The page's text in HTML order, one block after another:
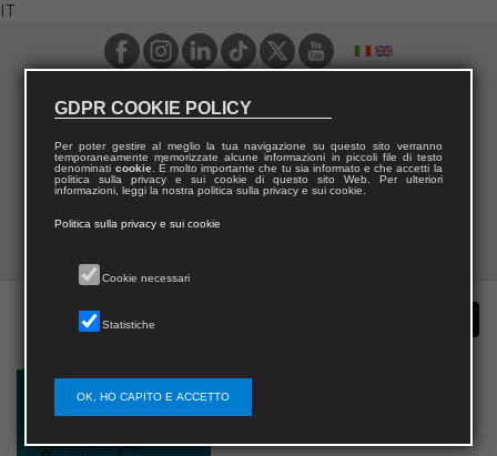
IT
GDPR COOKIE POLICY
Per poter gestire al meglio la tua navigazione su questo sito verranno
temporaneamente memorizzate alcune informazioni in piccoli file di testo
denominati cookie. È molto importante che tu sia informato e che accetti la
politica sulla privacy e sui cookie di questo sito Web. Per ulteriori
informazioni, leggi la nostra politica sulla privacy e sui cookie.
Politica sulla privacy e sui cookie
Cookie necessari
Statistiche
OK, HO CAPITO E ACCETTO